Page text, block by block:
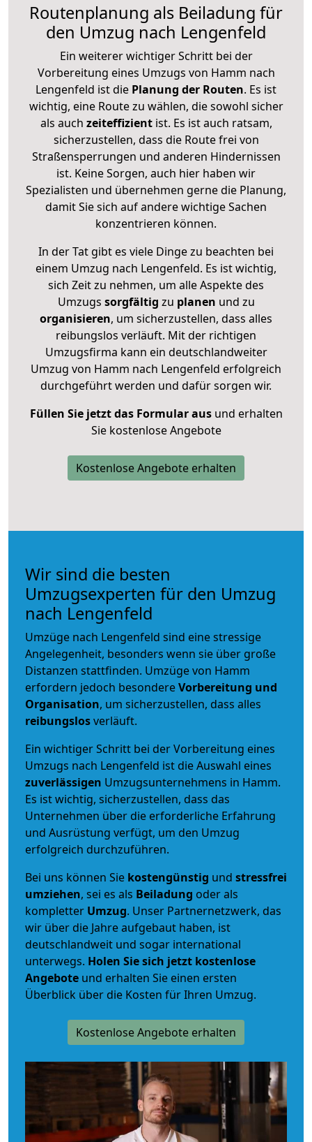
Routenplanung als Beiladung für
den Umzug nach Lengenfeld
Ein weiterer wichtiger Schritt bei der
Vorbereitung eines Umzugs von Hamm nach
Lengenfeld ist die Planung der Routen. Es ist
wichtig, eine Route zu wählen, die sowohl sicher
als auch zeiteffizientist. Es ist auch ratsam,
sicherzustellen, dass die Route frei von
Straßensperrungen und anderen Hindernissen
ist. Keine Sorgen, auch hier haben wir
Spezialisten und übernehmen gerne die Planung,
damit Sie sich auf andere wichtige Sachen
konzentrieren können.
In der Tat gibt es viele Dinge zu beachten bei
einem Umzug nach Lengenfeld. Es ist wichtig,
sich Zeit zu nehmen, um alle Aspekte des
Umzugs sorgfältig zu planen und zu
organisieren, um sicherzustellen, dass alles
reibungslos verläuft. Mit der richtigen
Umzugsfirma kann ein deutschlandweiter
Umzug von Hamm nach Lengenfeld erfolgreich
durchgeführt werden und dafür sorgen wir.
Füllen Sie jetzt das Formular ausund erhalten
Sie kostenlose Angebote
Kostenlose Angebote erhalten
Wir sind die besten
Umzugsexperten für den Umzug
nach Lengenfeld
Umzüge nach Lengenfeld sind eine stressige
Angelegenheit, besonders wenn sie über große
Distanzen stattfinden. Umzüge von Hamm
erfordern jedoch besondereVorbereitung und
Organisation, um sicherzustellen, dass alles
reibungslosverläuft.
Ein wichtiger Schritt bei der Vorbereitung eines
Umzugs nach Lengenfeld ist die Auswahl eines
zuverlässigen Umzugsunternehmens in Hamm.
Es ist wichtig, sicherzustellen, dass das
Unternehmen über die erforderliche Erfahrung
und Ausrüstung verfügt, um den Umzug
erfolgreich durchzuführen.
Bei uns können Sie kostengünstig und stressfrei
umziehen, sei es als Beiladung oder als
kompletter Umzug. Unser Partnernetzwerk, das
wir über die Jahre aufgebaut haben, ist
deutschlandweit und sogar international
unterwegs. Holen Sie sich jetzt kostenlose
Angebote und erhalten Sie einen ersten
Überblick über die Kosten für Ihren Umzug.
Kostenlose Angebote erhalten